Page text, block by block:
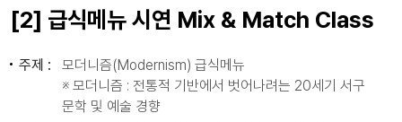
[2] 급식메뉴 시연 Mix & Match Class
주제 :
모더니즘(Modernism) 급식메뉴
※ 모더니즘 : 전통적 기반에서 벗어나려는 20세기 서구
문학 및 예술 경향